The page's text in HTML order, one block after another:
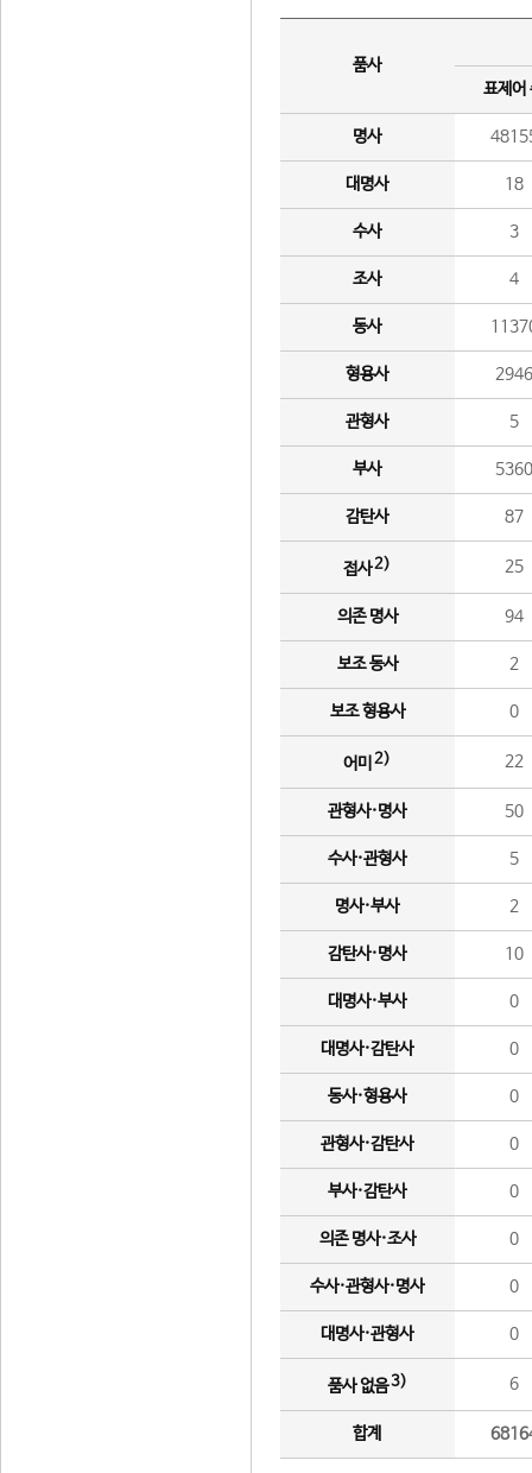
품사
표제어
명사
대명사 18
수사 3
조사 4
동사
형용사 2946
관형사 5
부사 5360
감탄사 87
접사2) 25
의존 명사 94
보조 동사 2
보조 형용사 0
어미 2) 22
관형사·명사 50
수사·관형사 5
명사·부사 2
감탄사·명사 10
대명사·부사 0
대명사·감탄사 0
동사·형용사 0
관형사·감탄사 0
부사·감탄사 0
의존 명사·조사 0
수사·관형사·명사 0
대명사·관형사 0
품사 없음3) 6
합계